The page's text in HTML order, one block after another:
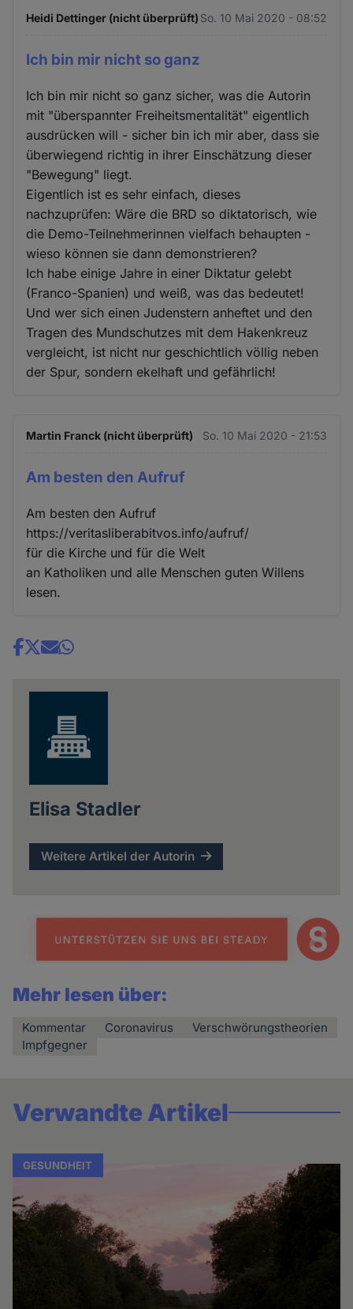
Heidi Dettinger (nicht überprüft) So. 10 Mai 2020 - 08:52
Ich bin mir nicht so ganz
Ich bin mir nicht so ganz sicher, was die Autorin
mit "überspannter Freiheitsmentalität" eigentlich
ausdrücken will - sicher bin ich mir aber, dass sie
überwiegend richtig in ihrer Einschätzung dieser
"Bewegung" liegt.
Eigentlich ist es sehr einfach, dieses
nachzuprüfen: Wäre die BRD so diktatorisch, wie
die Demo-Teilnehmerinnen vielfach behaupten -
wieso können sie dann demonstrieren?
Ich habe einige Jahre in einer Diktatur gelebt
(Franco-Spanien) und weiß, was das bedeutet!
Und wer sich einen Judenstern anheftet und den
Tragen des Mundschutzes mit dem Hakenkreuz
vergleicht, ist nicht nur geschichtlich völlig neben
der Spur, sondern ekelhaft und gefährlich!
Martin Franck (nicht überprüft) So. 10 Mai 2020 - 21:53
Am besten den Aufruf
Am besten den Aufruf
https://veritasliberabitvos.info/aufruf/
für die Kirche und für die Welt
an Katholiken und alle Menschen guten Willens
lesen.
Share
Elisa Stadler
Weitere Artikel der Autorin
Mehr lesen über:
Kommentar Coronavirus
Verschwörungstheorien
Impfgegner
Verwandte Artikel
GESUNDHEIT